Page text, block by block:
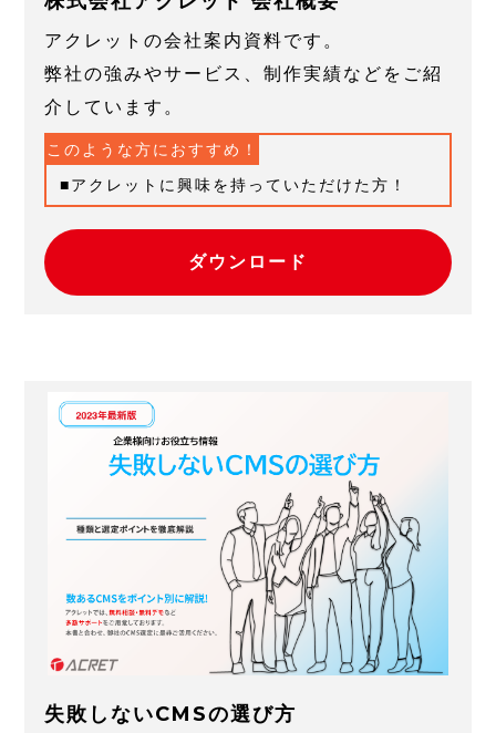
アクレットの会社案内資料です。
弊社の強みやサービス、制作実績などをご紹
介しています。
このような方におすすめ！
アクレットに興味を持っていただけた方！
ダウンロード
失敗しないCMSの選び方